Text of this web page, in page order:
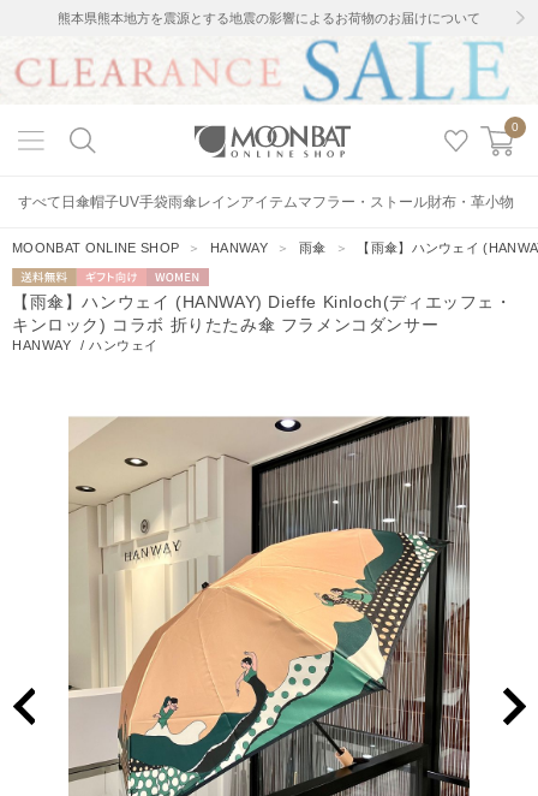
熊本県熊本地方を震源とする地震の影響によるお荷物のお届けについて
0
すべて 日傘帽子UV手袋雨傘レインアイテムマフラー・ストール財布・革小物
MOONBAT ONLINE SHOP ＞ HANWAY ＞ 雨傘 ＞ 【雨傘】ハンウェイ
送料無料
ギフト向
け
WOMEN
【雨傘】ハンウェイ (HANWAY) Dieffe Kinloch(ディエッフェ・
キンロック) コラボ 折りたたみ傘 フラメンコダンサー
HANWAY /ハンウェイ